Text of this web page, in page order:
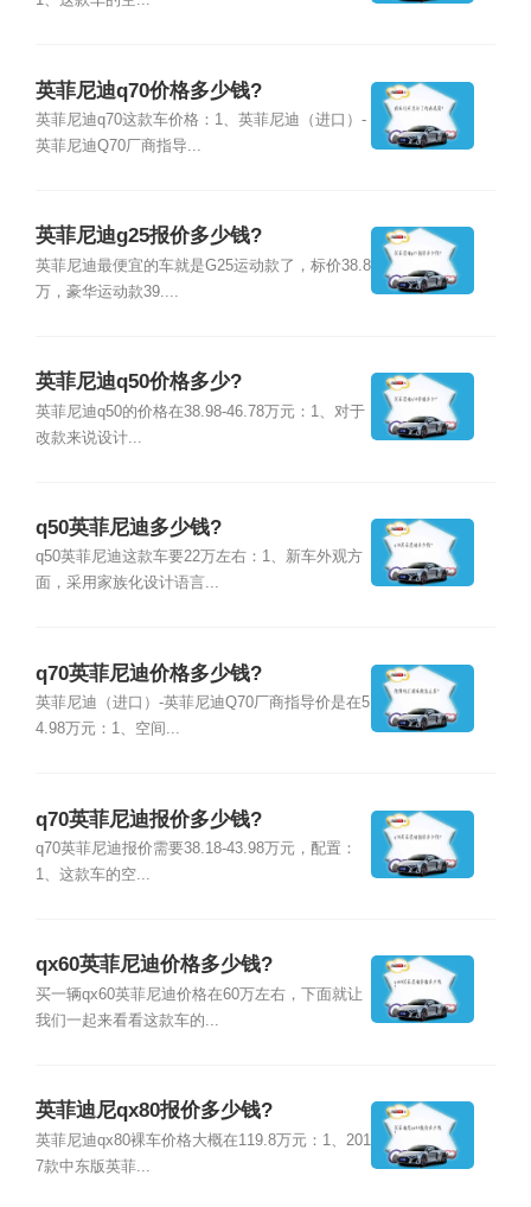
英菲尼迪q70价格多少钱?
英菲尼迪q70这款车价格：1、英菲尼迪（进口）-
英菲尼迪Q70厂商指导...
英菲尼迪g25报价多少钱?
英菲尼迪最便宜的车就是G25运动款了，标价38.8
万，豪华运动款39....
英菲尼迪q50价格多少?
英菲尼迪q50的价格在38.98-46.78万元：1、对于
改款来说设计...
q50英菲尼迪多少钱?
q50英菲尼迪这款车要22万左右：1、新车外观方
面，采用家族化设计语言...
q70英菲尼迪价格多少钱?
英菲尼迪（进口）-英菲尼迪Q70厂商指导价是在5
4.98万元：1、空间...
q70英菲尼迪报价多少钱?
q70英菲尼迪报价需要38.18-43.98万元，配置：
1、这款车的空...
qx60英菲尼迪价格多少钱?
买一辆qx60英菲尼迪价格在60万左右，下面就让
我们一起来看看这款车的...
英菲迪尼qx80报价多少钱?
英菲尼迪qx80裸车价格大概在119.8万元：1、201
7款中东版英菲...